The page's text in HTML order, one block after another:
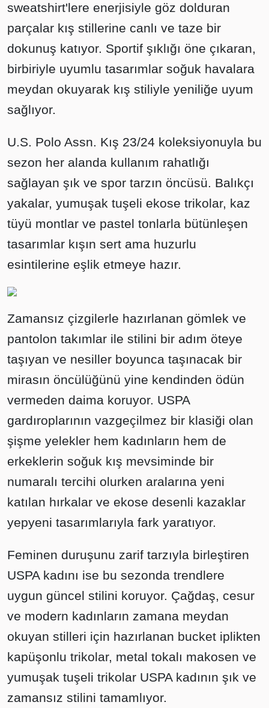
sweatshirt'lere enerjisiyle göz dolduran
parçalar kış stillerine canlı ve taze bir
dokunuş katıyor. Sportif şıklığı öne çıkaran,
birbiriyle uyumlu tasarımlar soğuk havalara
meydan okuyarak kış stiliyle yeniliğe uyum
sağlıyor.
U.S. Polo Assn. Kış 23/24 koleksiyonuyla bu
sezon her alanda kullanım rahatlığı
sağlayan şık ve spor tarzın öncüsü. Balıkçı
yakalar, yumuşak tuşeli ekose trikolar, kaz
tüyü montlar ve pastel tonlarla bütünleşen
tasarımlar kışın sert ama huzurlu
esintilerine eşlik etmeye hazır.
Zamansız çizgilerle hazırlanan gömlek ve
pantolon takımlar ile stilini bir adım öteye
taşıyan ve nesiller boyunca taşınacak bir
mirasın öncülüğünü yine kendinden ödün
vermeden daima koruyor. USPA
gardıroplarının vazgeçilmez bir klasiği olan
şişme yelekler hem kadınların hem de
erkeklerin soğuk kış mevsiminde bir
numaralı tercihi olurken aralarına yeni
katılan hırkalar ve ekose desenli kazaklar
yepyeni tasarımlarıyla fark yaratıyor.
Feminen duruşunu zarif tarzıyla birleştiren
USPA kadını ise bu sezonda trendlere
uygun güncel stilini koruyor. Çağdaş, cesur
ve modern kadınların zamana meydan
okuyan stilleri için hazırlanan bucket iplikten
kapüşonlu trikolar, metal tokalı makosen ve
yumuşak tuşeli trikolar USPA kadının şık ve
zamansız stilini tamamlıyor.